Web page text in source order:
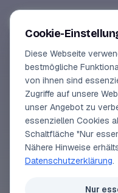
Online-Kurse
Vorschau
Erfahrungen
Lehrbuchautor
SEGELLEXIKON
Klampe
Eine Vorrichtung zum
Cookie-
Diese Webseite
bestmögliche
von ihnen sind
Zugriffe auf unsere
unser Angebot zu
essenziellen Cookies
Schaltfläche "Nur
Nähere Hinweise
Datenschutzerklärung.
Nur